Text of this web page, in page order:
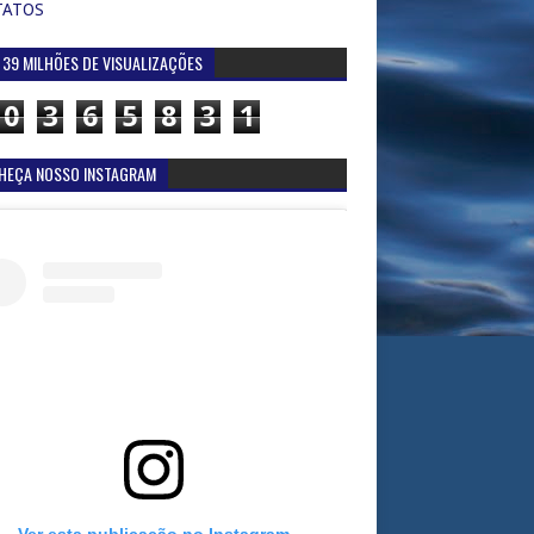
MILHÕES DE VISUALIZAÇÕES
0 3 6 5 8 3 1
NOSSO INSTAGRAM